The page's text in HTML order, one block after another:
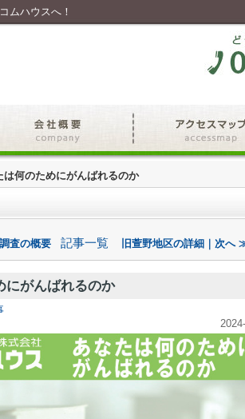
ムハウスへ！
は何のためにがんばれるのか
査の概要 記事一覧 旧萱野地区の詳細｜次へ
にがんばれるのか